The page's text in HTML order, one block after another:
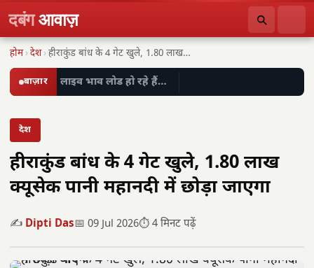
दबंगआवाज़
होम ›देश ›हीराकुंड बांध के 4 गेट खुले, 1.80 लाख…
बाज़ार लाइव भाव लोड हो रहे हैं…
देश
हीराकुंड बांध के 4 गेट खुले, 1.80 लाख
क्यूसेक पानी महानदी में छोड़ा जाएगा
✍️ Dipti Das📅 09 Jul 2026⏱️ 4 मिनट पढ़ें